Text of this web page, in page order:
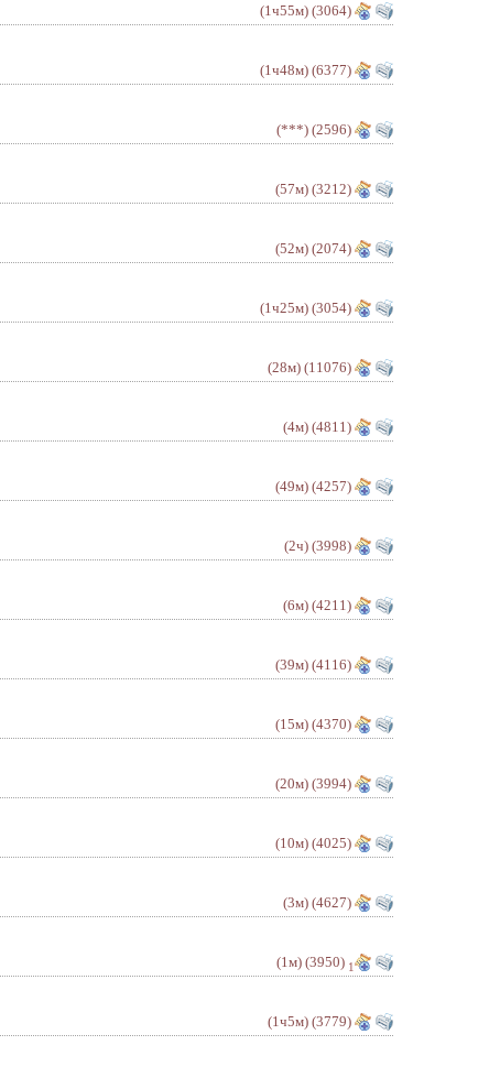
(1ч55м) (3064)
(1ч48м) (6377)
(***) (2596)
(57м) (3212)
(52м) (2074)
(1ч25м) (3054)
(28м) (11076)
(4м) (4811)
(49м) (4257)
(2ч) (3998)
(6м) (4211)
(39м) (4116)
(15м) (4370)
(20м) (3994)
(10м) (4025)
(3м) (4627)
(1м) (3950) 1
(1ч5м) (3779)